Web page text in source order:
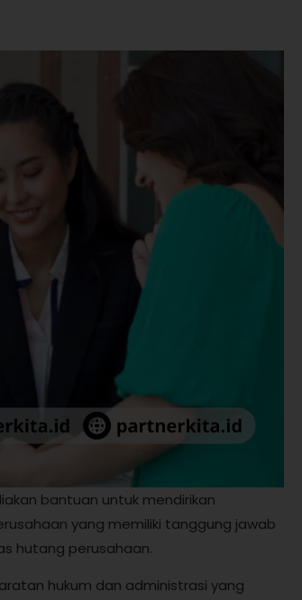
bantuan untuk mendirikan
yang memiliki tanggung jawab
hutang perusahaan.
hukum dan administrasi yang